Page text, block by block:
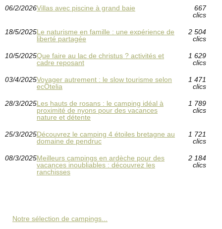
06/2/2026Villas avec piscine à grand baie
667
clics
18/5/2025Le naturisme en famille : une expérience de
liberté partagée
2 504
clics
10/5/2025Que faire au lac de christus ? activités et
cadre reposant
1 629
clics
03/4/2025Voyager autrement : le slow tourisme selon
ecÔtelia
1 471
clics
28/3/2025Les hauts de rosans : le camping idéal à
proximité de nyons pour des vacances
nature et détente
1 789
clics
25/3/2025Découvrez le camping 4 étoiles bretagne au
domaine de pendruc
1 721
clics
08/3/2025Meilleurs campings en ardèche pour des
vacances inoubliables : découvrez les
ranchisses
2 184
clics
Notre sélection de campings...